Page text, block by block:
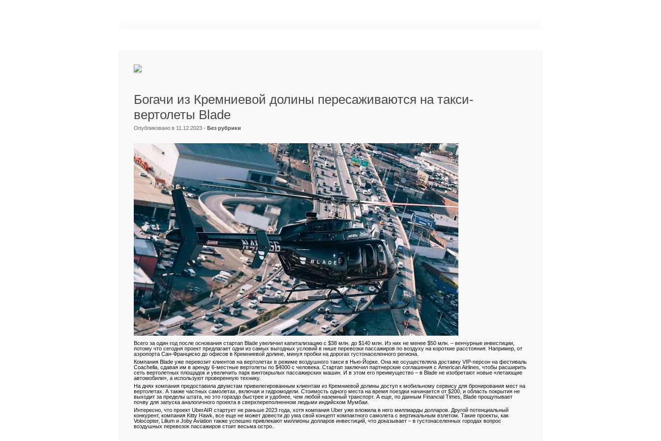
Богачи из Кремниевой долины пересаживаются на такси-
вертолеты Blade
Опубликовано в 11.12.2023 - Без рубрики
Всего за один год после основания стартап Blade увеличил капитализацию с $38 млн. до $140 млн. Из них не менее $50 млн. – венчурные инвестиции,
потому что сегодня проект предлагает одни из самых выгодных условий в нише перевозки пассажиров по воздуху на короткие расстояния. Например, от
аэропорта Сан-Франциско до офисов в Кремниевой долине, минуя пробки на дорогах густонаселенного региона.
Компания Blade уже перевозит клиентов на вертолетах в режиме воздушного такси в Нью-Йорке. Она же осуществляла доставку VIP-персон на фестиваль
Coachella, сдавая им в аренду 6-местные вертолеты по $4000 с человека. Стартап заключил партнерские соглашения с American Airlines, чтобы расширить
сеть вертолетных площадок и увеличить парк винтокрылых пассажирских машин. И в этом его преимущество – в Blade не изобретают новые «летающие
автомобили», а используют проверенную технику.
На днях компания предоставила двумстам привилегированным клиентам из Кремниевой долины доступ к мобильному сервису для бронирования мест на
вертолетах. А также частных самолетах, включая и гидромодели. Стоимость одного места на время поездки начинается от $200, и область покрытия не
выходит за пределы штата, но это гораздо быстрее и удобнее, чем любой наземный транспорт. А еще, по данным Financial Times, Blade прощупывает
почву для запуска аналогичного проекта в сверхпереполненном людьми индийском Мумбаи.
Интересно, что проект UberAIR стартует не раньше 2023 года, хотя компания Uber уже вложила в него миллиарды долларов. Другой потенциальный
конкурент, компания Kitty Hawk, все еще не может довести до ума свой концепт компактного самолета с вертикальным взлетом. Такие проекты, как
Volocopter, Lilium и Joby Aviation также успешно привлекают миллионы долларов инвестиций, что доказывает – в густонаселенных городах вопрос
воздушных перевозок пассажиров стоит весьма остро.